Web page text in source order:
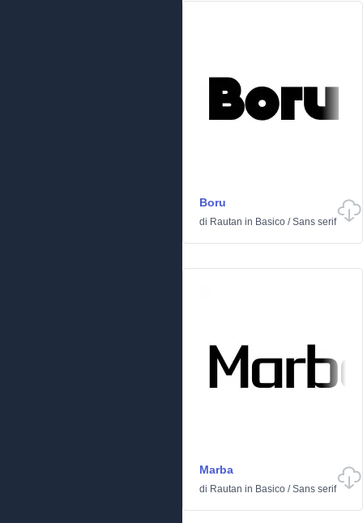
Boru
di Rautan in Basico /Sans serif
Marba
di Rautan in Basico /Sans serif